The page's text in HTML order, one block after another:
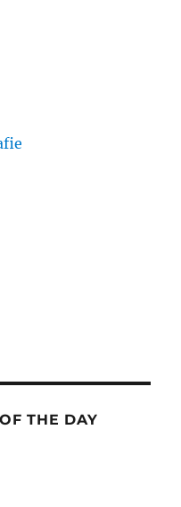
THE DAY